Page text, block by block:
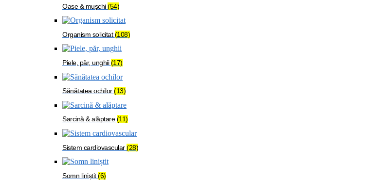
Oase & mușchi(54)
Organism solicitat(108)
Piele, păr, unghii(17)
Sănătatea ochilor(13)
Sarcină & alăptare(11)
Sistem cardiovascular(28)
Somn liniștit(6)